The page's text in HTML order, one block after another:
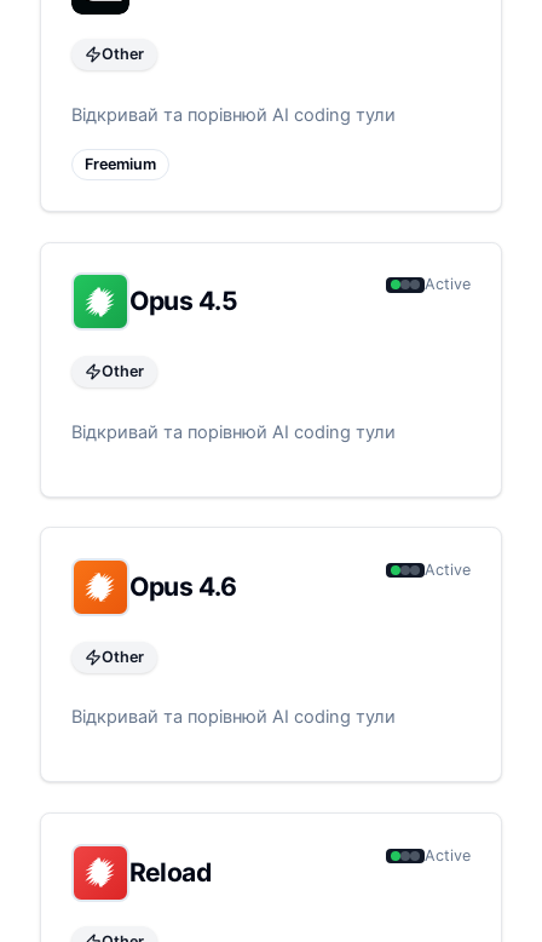
Other
Відкривай та порівнюй AI coding тули
Freemium
Opus 4.5
Active
Other
Відкривай та порівнюй AI coding тули
Opus 4.6
Active
Other
Відкривай та порівнюй AI coding тули
Reload
Active